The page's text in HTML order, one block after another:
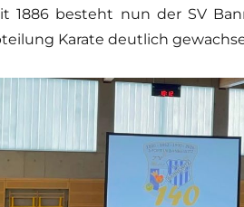
1886 besteht nun der SV
Karate deutlich